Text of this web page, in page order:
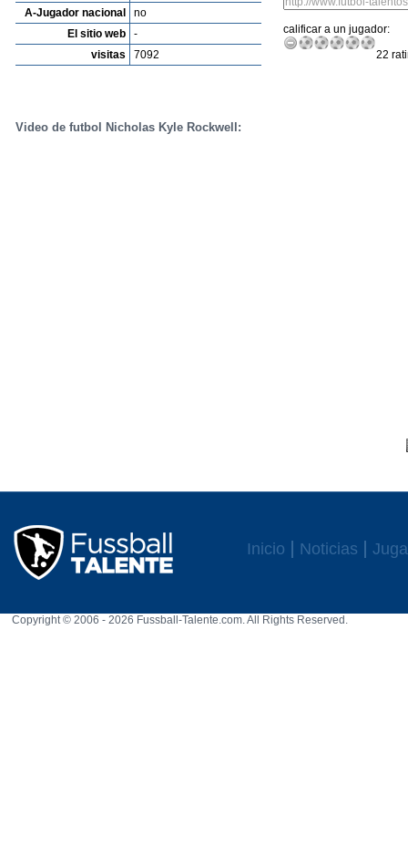
A-Jugador nacional
no
El sitio web
-
visitas
7092
calificar a un jugador:
22
Video de futbol Nicholas Kyle Rockwell:
Inicio Noticias
Copyright © 2006 - 2026 Fussball-Talente.com. All Rights Reserved.